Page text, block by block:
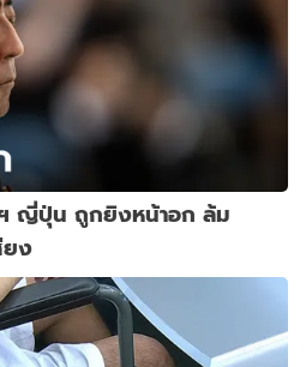
ฯ ญี่ปุ่น ถูกยิงหน้าอก ล้ม
ยง